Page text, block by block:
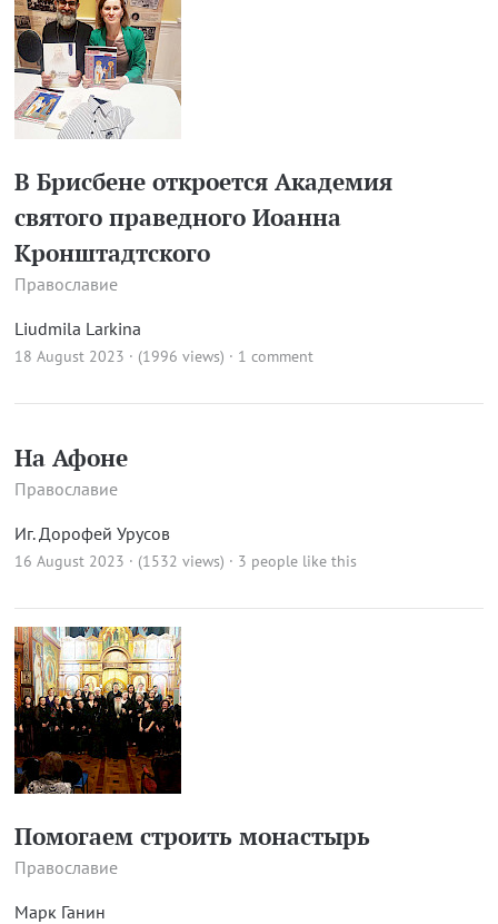
В Брисбене откроется Академия
святого праведного Иоанна
Кронштадтского
Православие
Liudmila Larkina
18 August 2023 · (1996 views) · 1 comment
На Афоне
Православие
Иг. Дорофей Урусов
16 August 2023 · (1532 views) · 3 people like this
Помогаем строить монастырь
Православие
Марк Ганин